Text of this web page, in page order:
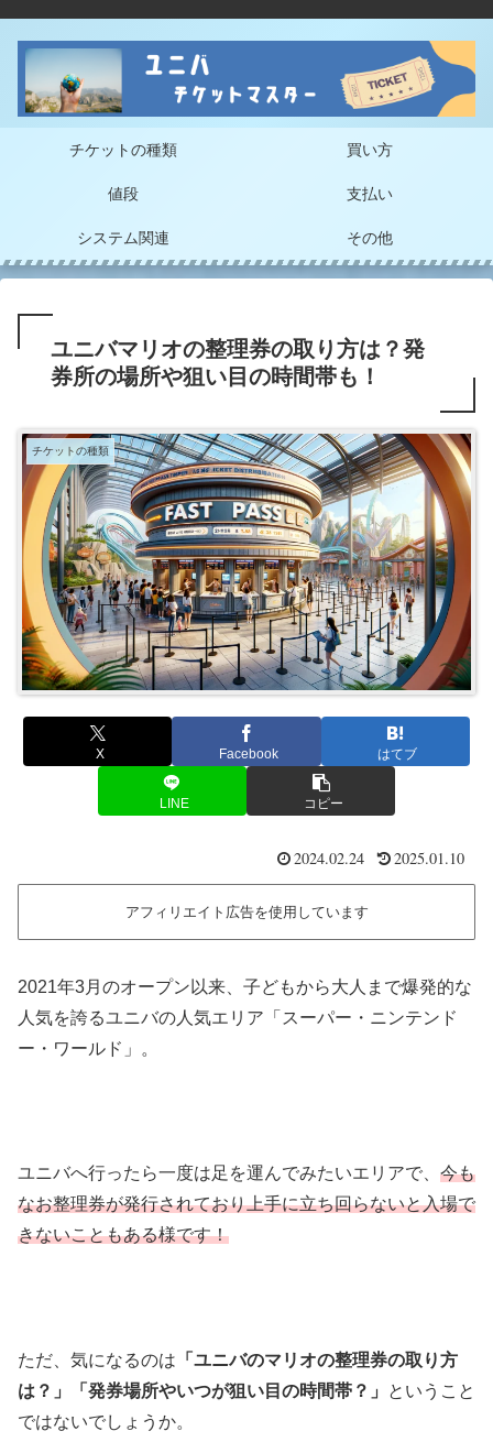
チケットの種類 買い方
値段 支払い
システム関連 その他
ユニバマリオの整理券の取り方は？発
券所の場所や狙い目の時間帯も！
チケットの種類
X Facebook はてブ
LINE コピー
2024.02.24 2025.01.10
アフィリエイト広告を使用しています
2021年3月のオープン以来、子どもから大人まで爆発的な
人気を誇るユニバの人気エリア「スーパー・ニンテンド
ー・ワールド」。
ユニバへ行ったら一度は足を運んでみたいエリアで、 今も
なお整理券が発行されており上手に立ち回らないと入場で
きないこともある様です！
ただ、気になるのは 「ユニバのマリオの整理券の取り方
は？」「発券場所やいつが狙い目の時間帯？」
ということ
ではないでしょうか。